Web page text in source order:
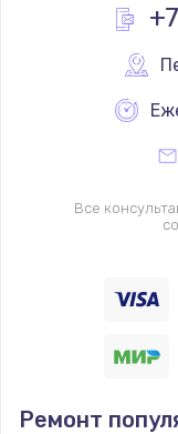
Все
Ремонт